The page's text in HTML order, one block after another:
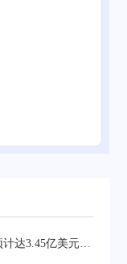
达3.45亿美元，